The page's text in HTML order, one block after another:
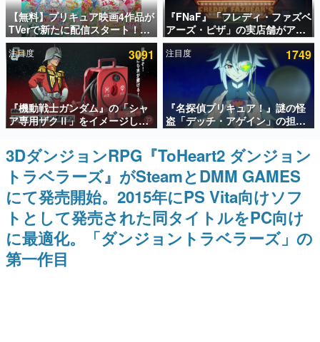
アプリセール情報
インタビュー
連載・特集一覧
殿堂入り記事
SNS拡散数が数千以上！ ページビュー数万以上！ などな
ど。多くの人々に読まれた、電ファミ渾身の“殿堂入り”記
事をまとめました。
ゲームの企画書
名作ゲームクリエイターの方々に製作時のエピソードをお
聞きし、ヒットする企画（ゲーム）とは何か？を探ってい
きます。
赫本
この物語を解いてはいけない。『赫本』は、〈試験問題〉
の形をした短編ホラー小説集です。
【無料】プリキュア映画4作品が
TVerで新たに配信スタート！な
んと2018年～2024年の映画ほぼ
すべてが見放題に、ぶっちゃけ
ありえないラインナップ
『FNaF』「フレディ・ファズベ
アーズ・ピザ」の実店舗がアメ
リカの商業施設「American
Dream」に2027年オープン！
ScottGamesとの共同開発、食
事だけでなくステージショーや
没入型のホラー体験も楽しめる
注目度 3091
『機動戦士ガンダム』の「シャ
ア専用ザクⅡ」をイメージした
散水ホースリールが予約開始。
本体にはシャアのパーソナルマ
ークやジオン公国軍のエンブレ
ム、型式番号などを配置
注目度 1749
『名探偵プリキュア！』謎の怪
盗「デッチ・アゲイン」の担当
キャストは天﨑滉平さんと判
明。『Re:ゼロから始める異世
界生活』オットー役、『ヒプノ
シスマイク』山田三郎役など
3DダンジョンRPG『ToHeart2 ダンジョン
トラベラーズ』がSteamとDMM GAMES
にて発売開始。2015年にPS Vita向けソフ
トとして発売された同タイトルをPC向け
に最適化。「ダンジョントラベラーズ」の
第一作目